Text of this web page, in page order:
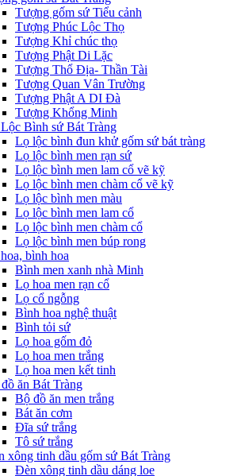
Tượng gốm sứ Tiểu cảnh
Tượng Phúc Lộc Thọ
Tượng Khỉ chúc thọ
Tượng Phật Di Lặc
Tượng Thổ Địa- Thần Tài
Tượng Quan Vân Trường
Tượng Phật A DI Đà
Tượng Khổng Minh
Bình sứ Bát Tràng
Lọ lộc bình đun khử gốm sứ bát tràng
Lọ lộc bình men rạn sứ
Lọ lộc bình men lam cổ vẽ kỹ
Lọ lộc bình men chàm cổ vẽ kỹ
Lọ lộc bình men màu
Lọ lộc bình men lam cổ
Lọ lộc bình men chàm cổ
Lọ lộc bình men búp rong
bình hoa
Bình men xanh nhà Minh
Lọ hoa men rạn cổ
Lọ cổ ngỗng
Bình hoa nghệ thuật
Bình tỏi sứ
Lọ hoa gốm đỏ
Lọ hoa men trắng
Lọ hoa men kết tinh
ăn Bát Tràng
Bộ đồ ăn men trắng
Bát ăn cơm
Đĩa sứ trắng
Tô sứ trắng
xông tinh dầu gốm sứ Bát Tràng
Đèn xông tinh dầu dáng loe